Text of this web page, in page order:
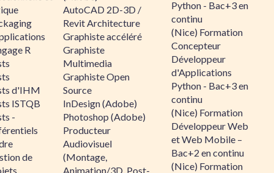
R
d'IHM
ISTQB
-
de
AutoCAD 2D-3D /
Revit Architecture
Graphiste accéléré
Graphiste
Multimedia
Graphiste Open
Source
InDesign (Adobe)
Photoshop (Adobe)
Producteur
Audiovisuel
(Montage,
Animation/3D, Post-
Python - Bac+3 en
continu
(Nice) Formation
Concepteur
Développeur
d'Applications
Python - Bac+3 en
continu
(Nice) Formation
Développeur Web
et Web Mobile –
Bac+2 en continu
(Nice) Formation